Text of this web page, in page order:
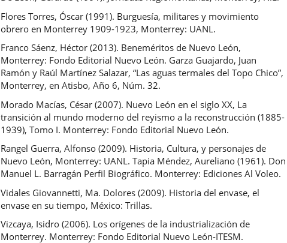
Flores Torres, Óscar (1991). Burguesía, militares y movimiento
obrero en Monterrey 1909-1923, Monterrey: UANL.
Franco Sáenz, Héctor (2013). Beneméritos de Nuevo León,
Monterrey: Fondo Editorial Nuevo León. Garza Guajardo, Juan
Ramón y Raúl Martínez Salazar, “Las aguas termales del Topo Chico”,
Monterrey, en Atisbo, Año 6, Núm. 32.
Morado Macías, César (2007). Nuevo León en el siglo XX, La
transición al mundo moderno del reyismo a la reconstrucción (1885-
1939), Tomo I. Monterrey: Fondo Editorial Nuevo León.
Rangel Guerra, Alfonso (2009). Historia, Cultura, y personajes de
Nuevo León, Monterrey: UANL. Tapia Méndez, Aureliano (1961). Don
Manuel L. Barragán Perfil Biográfico. Monterrey: Ediciones Al Voleo.
Vidales Giovannetti, Ma. Dolores (2009). Historia del envase, el
envase en su tiempo, México: Trillas.
Vizcaya, Isidro (2006). Los orígenes de la industrialización de
Monterrey. Monterrey: Fondo Editorial Nuevo León-ITESM.